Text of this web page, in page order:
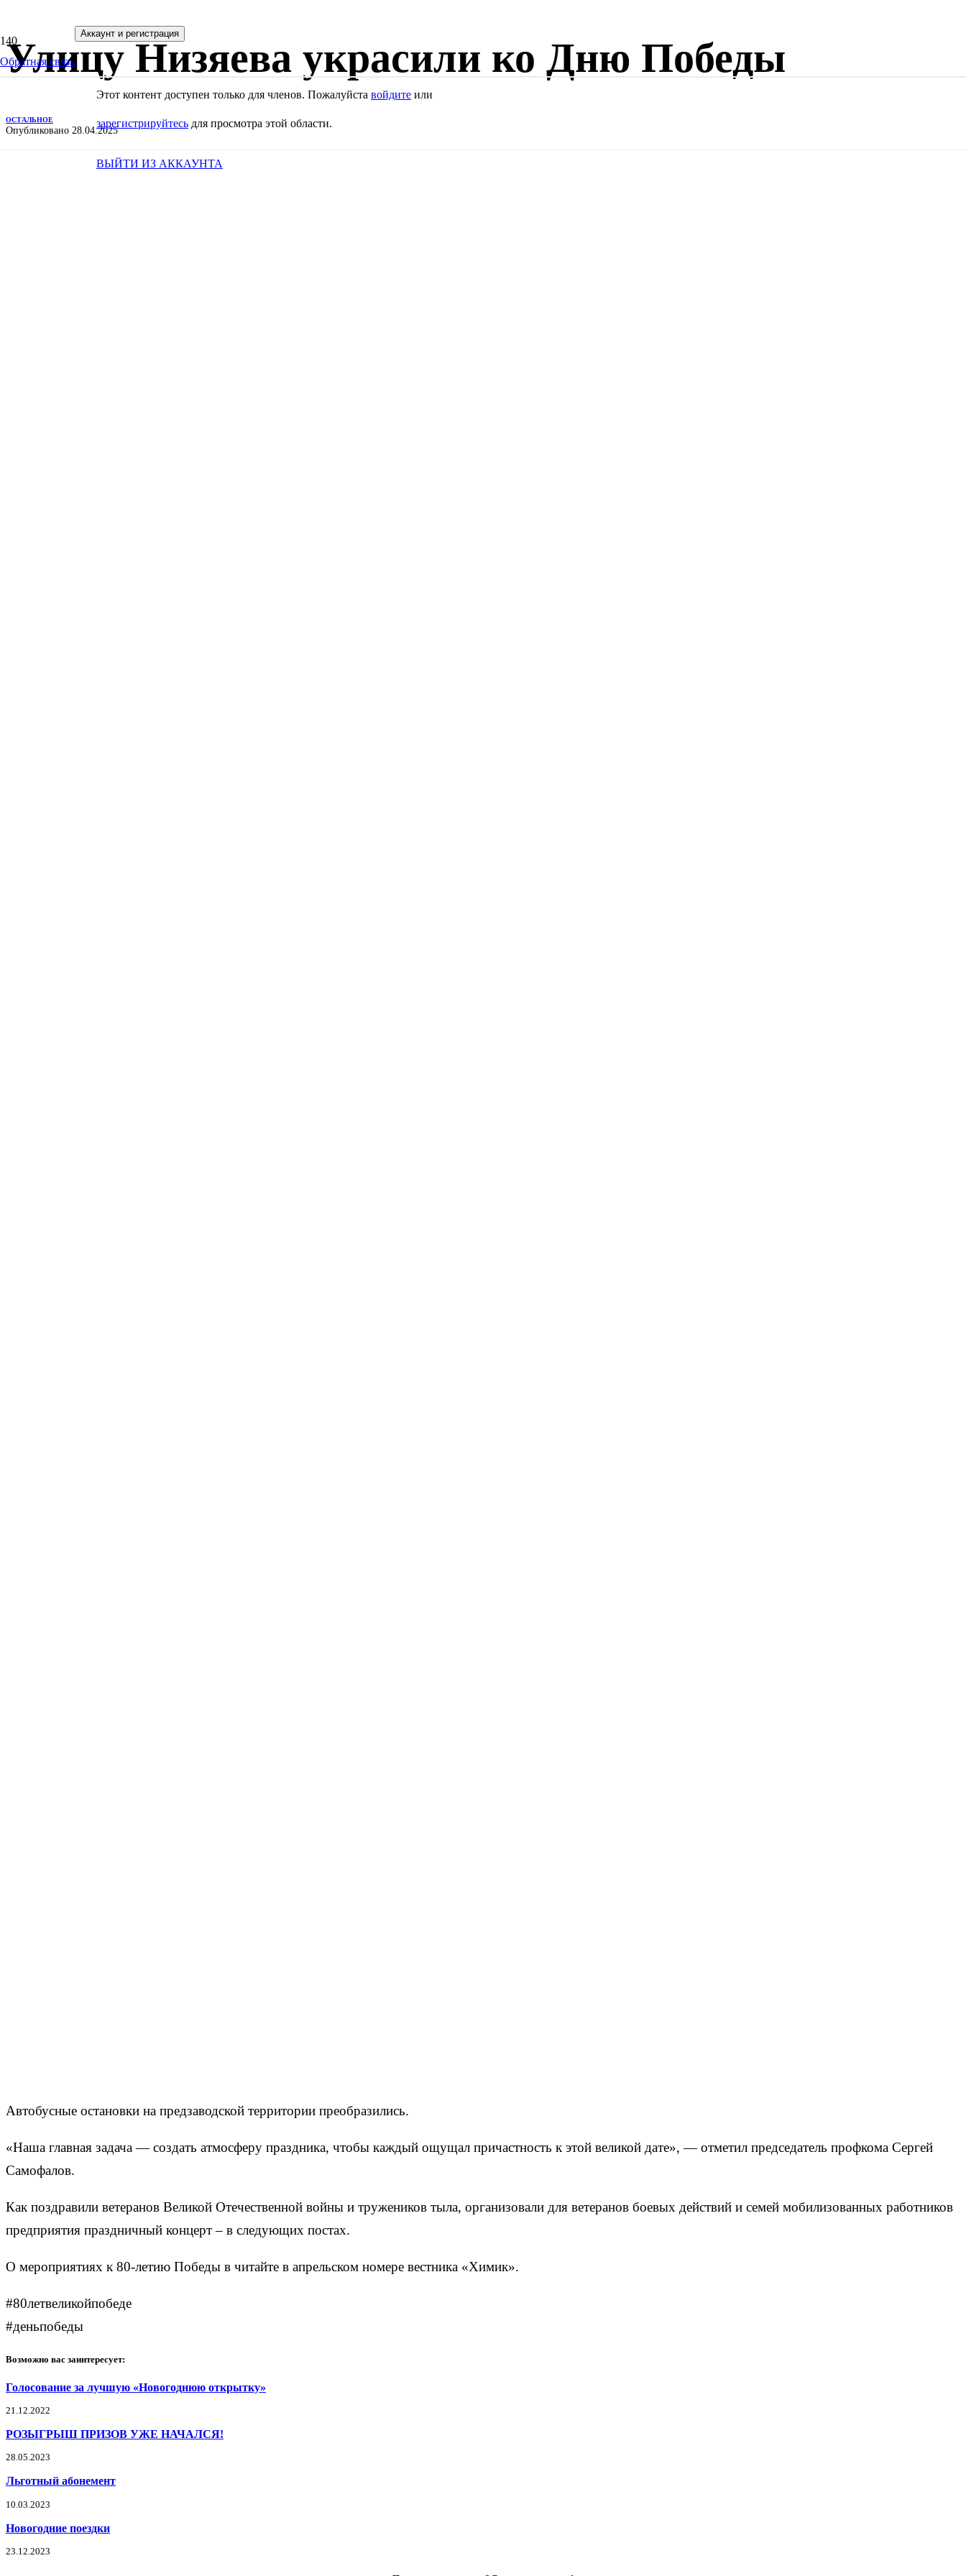
Обратная связь
Аккаунт и регистрация
Этот контент доступен только для членов. Пожалуйста войдите или
зарегистрируйтесь для просмотра этой области.
ВЫЙТИ ИЗ АККАУНТА
Улицу Низяева украсили ко Дню Победы
ОСТАЛЬНОЕ
Опубликовано 28.04.2025
Автобусные остановки на предзаводской территории преобразились.
«Наша главная задача — создать атмосферу праздника, чтобы каждый ощущал причастность к этой великой дате», — отметил председатель профкома Сергей
Самофалов.
Как поздравили ветеранов Великой Отечественной войны и тружеников тыла, организовали для ветеранов боевых действий и семей мобилизованных работников
предприятия праздничный концерт – в следующих постах.
О мероприятиях к 80-летию Победы в читайте в апрельском номере вестника «Химик».
#80летвеликойпобеде
#деньпобеды
Возможно вас заинтересует:
Голосование за лучшую «Новогоднюю открытку»
21.12.2022
РОЗЫГРЫШ ПРИЗОВ УЖЕ НАЧАЛСЯ!
28.05.2023
Льготный абонемент
10.03.2023
Новогодние поездки
23.12.2023